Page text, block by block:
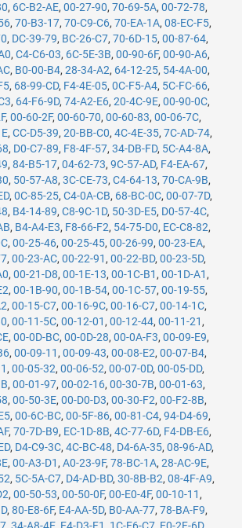
, 6C-B2-AE, 00-27-90, 70-69-5A, 00-72-78,
, 70-B3-17, 70-C9-C6, 70-EA-1A, 08-EC-F5,
, DC-39-79, BC-26-C7, 70-6D-15, 00-87-64,
, C4-C6-03, 6C-5E-3B, 00-90-6F, 00-90-A6,
, B0-00-B4, 28-34-A2, 64-12-25, 54-4A-00,
, 68-99-CD, F4-4E-05, 0C-F5-A4, 5C-FC-66,
, 64-F6-9D, 74-A2-E6, 20-4C-9E, 00-90-0C,
, 00-60-2F, 00-60-70, 00-60-83, 00-06-7C,
, CC-D5-39, 20-BB-C0, 4C-4E-35, 7C-AD-74,
, D0-C7-89, F8-4F-57, 34-DB-FD, 5C-A4-8A,
, 84-B5-17, 04-62-73, 9C-57-AD, F4-EA-67,
, 50-57-A8, 3C-CE-73, C4-64-13, 70-CA-9B,
, 0C-85-25, C4-0A-CB, 68-BC-0C, 00-07-7D,
, B4-14-89, C8-9C-1D, 50-3D-E5, D0-57-4C,
, B4-A4-E3, F8-66-F2, 54-75-D0, EC-C8-82,
, 00-25-46, 00-25-45, 00-26-99, 00-23-EA,
, 00-23-AC, 00-22-91 , 00-22-BD, 00-23-5D,
, 00-21-D8, 00-1E-13, 00-1C-B1 , 00-1D-A1 ,
, 00-1B-90, 00-1B-54, 00-1C-57, 00-19-55,
, 00-15-C7, 00-16-9C, 00-16-C7, 00-14-1C,
, 00-11-5C, 00-12-01 , 00-12-44, 00-11-21 ,
, 00-0D-BC, 00-0D-28, 00-0A-F3, 00-09-E9,
, 00-09-11 , 00-09-43, 00-08-E2, 00-07-B4,
, 00-05-32, 00-06-52, 00-07-0D, 00-05-DD,
, 00-01-97, 00-02-16, 00-30-7B, 00-01-63,
, 00-50-3E, 00-D0-D3, 00-30-F2, 00-F2-8B,
, 00-6C-BC, 00-5F-86, 00-81-C4, 94-D4-69,
, 70-7D-B9, EC-1D-8B, 4C-77-6D, F4-DB-E6,
, D4-C9-3C, 4C-BC-48, D4-6A-35, 08-96-AD,
, 00-A3-D1 , A0-23-9F, 78-BC-1A, 28-AC-9E,
, 5C-5A-C7, D4-AD-BD, 30-8B-B2, 08-4F-A9,
, 00-50-53, 00-50-0F, 00-E0-4F, 00-10-11 ,
, 80-E8-6F, E4-AA-5D, B0-AA-77, 78-BA-F9,